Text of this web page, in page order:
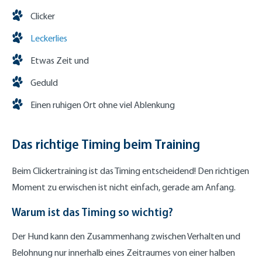
Clicker
Leckerlies
Etwas Zeit und
Geduld
Einen ruhigen Ort ohne viel Ablenkung
Das richtige Timing beim Training
Beim Clickertraining ist das Timing entscheidend! Den richtigen
Moment zu erwischen ist nicht einfach, gerade am Anfang.
Warum ist das Timing so wichtig?
Der Hund kann den Zusammenhang zwischen Verhalten und
Belohnung nur innerhalb eines Zeitraumes von einer halben